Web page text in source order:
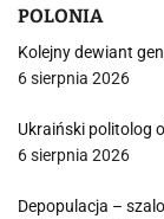
POLONIA
Kolejny dewiant
6 sierpnia 2026
Ukraiński politolog
6 sierpnia 2026
Depopulacja –